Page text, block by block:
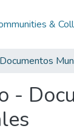
&
Documentos
-